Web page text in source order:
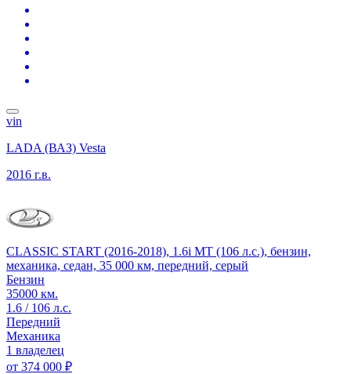
vin
LADA (ВАЗ) Vesta
2016 г.в.
CLASSIC START (2016-2018), 1.6i MT (106 л.с.), бензин,
механика, седан, 35 000 км, передний, серый
Бензин
35000 км.
1.6 / 106 л.с.
Передний
Механика
1 владелец
от 374 000 ₽